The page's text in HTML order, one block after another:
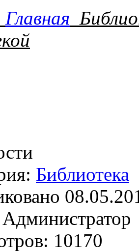
Главная
Библиотека
10170